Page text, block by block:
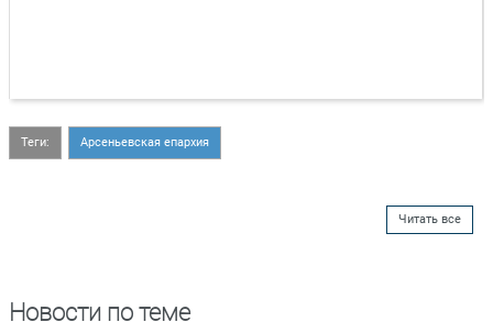
Теги: Арсеньевская епархия
Читать все
Новости по теме